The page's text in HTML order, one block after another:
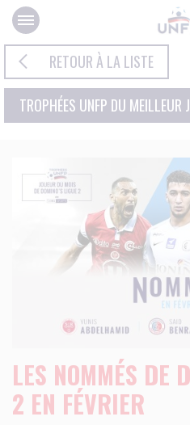
Panneau de gestion des cookies
RETOUR À LA LISTE
TROPHÉES UNFP DU MEILLEUR
LES NOMMÉS DE
2 EN FÉVRIER